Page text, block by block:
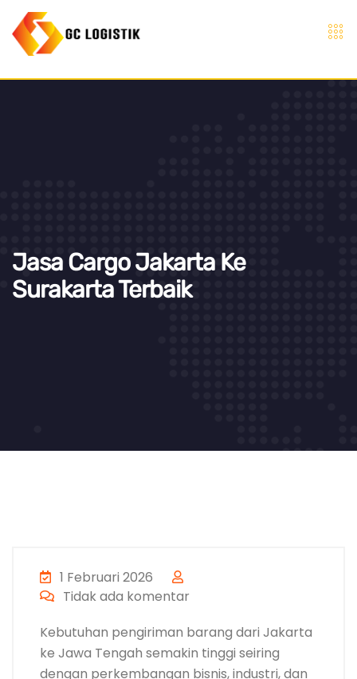
Jasa Cargo Jakarta Ke
Surakarta Terbaik
1 Februari 2026
Tidak ada komentar
Kebutuhan pengiriman barang dari Jakarta
ke Jawa Tengah semakin tinggi seiring
dengan perkembangan bisnis, industri, dan